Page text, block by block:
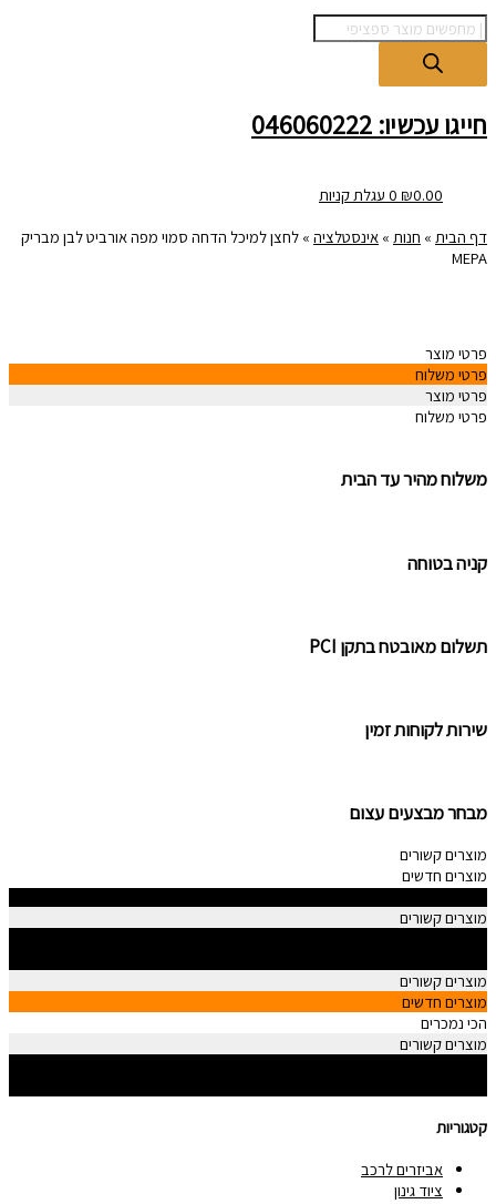
חייגו עכשיו: 046060222
₪0.00
0 עגלת קניות
דף הבית » חנות » אינסטלציה » לחצן למיכל הדחה סמוי מפה אורביט לבן מבריק
MEPA
פרטי מוצר
פרטי משלוח
פרטי מוצר
פרטי משלוח
משלוח מהיר עד הבית
קניה בטוחה
תשלום מאובטח בתקן PCI
שירות לקוחות זמין
מבחר מבצעים עצום
מוצרים קשורים
מוצרים חדשים
מוצרים קשורים
מוצרים קשורים
מוצרים חדשים
הכי נמכרים
מוצרים קשורים
קטגוריות
אביזרים לרכב
ציוד גינון